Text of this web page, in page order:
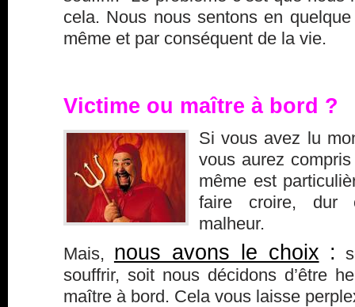
cela. Nous nous sentons en
même et par conséquent de la vie.
Victime ou maître à bord ?
Si vous avez lu
vous aurez
même est
faire croire, dur
malheur.
Mais, nous avons le choix :
souffrir, soit nous décidons d’être
maître à bord. Cela vous laisse